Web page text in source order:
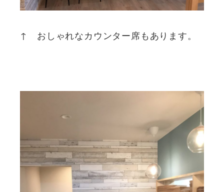
↑ おしゃれなカウンター席もあります。